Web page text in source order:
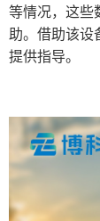
等情况，这些
助。借助该设
提供指导。